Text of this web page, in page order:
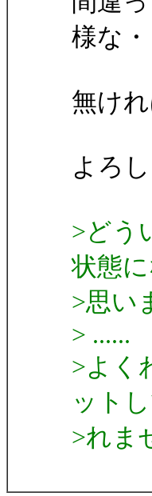
様な・
無け
よろ
>どう
状態
>思い
> ......
>よく
ット
>れま